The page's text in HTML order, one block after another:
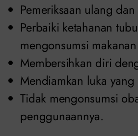
Pemeriksaan ulang
Perbaiki ketahanan
mengonsumsi
Membersihkan diri
Mendiamkan luka
Tidak mengonsumsi
penggunaannya.